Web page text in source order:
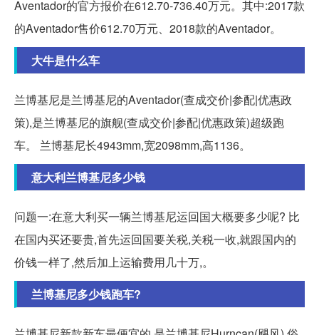
Aventador的官方报价在612.70-736.40万元。其中:2017款
的Aventador售价612.70万元、2018款的Aventador。
大牛是什么车
兰博基尼是兰博基尼的Aventador(查成交价|参配|优惠政
策),是兰博基尼的旗舰(查成交价|参配|优惠政策)超级跑
车。 兰博基尼长4943mm,宽2098mm,高1136。
意大利兰博基尼多少钱
问题一:在意大利买一辆兰博基尼运回国大概要多少呢? 比
在国内买还要贵,首先运回国要关税,关税一收,就跟国内的
价钱一样了,然后加上运输费用几十万,。
兰博基尼多少钱跑车?